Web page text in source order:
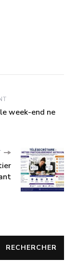
week-end ne
RECHERCHER